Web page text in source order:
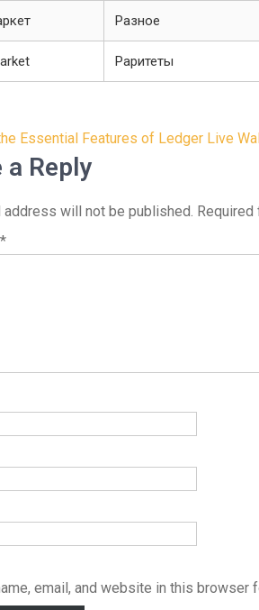
Разное
Раритеты
Essential Features of Ledger Live
a Reply
address will not be published. Required
*
email, and website in this browser